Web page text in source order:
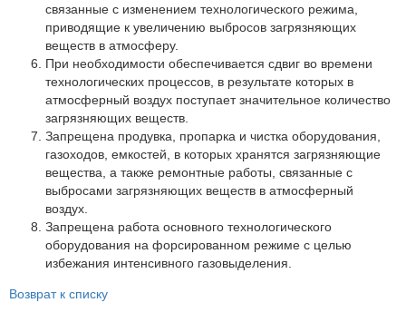
Корзина
Избранное
связанные с изменением технологического режима,
приводящие к увеличению выбросов загрязняющих
веществ в атмосферу.
При необходимости обеспечивается сдвиг во времени
технологических процессов, в результате которых в
атмосферный воздух поступает значительное количество
загрязняющих веществ.
Запрещена продувка, пропарка и чистка оборудования,
газоходов, емкостей, в которых хранятся загрязняющие
вещества, а также ремонтные работы, связанные с
выбросами загрязняющих веществ в атмосферный
воздух.
Запрещена работа основного технологического
оборудования на форсированном режиме с целью
избежания интенсивного газовыделения.
Возврат к списку